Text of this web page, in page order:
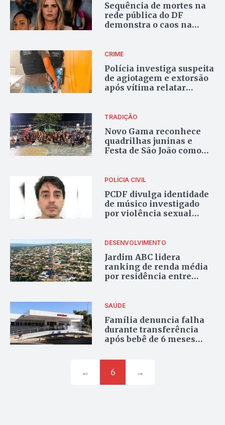
Sequência de mortes na
rede pública do DF
demonstra o caos na
CRIME
Polícia investiga suspeita
de agiotagem e extorsão
após vítima relatar
TRADIÇÃO
Novo Gama reconhece
quadrilhas juninas e
Festa de São João como
POLÍCIA CIVIL
PCDF divulga identidade
de músico investigado
por violência sexual
DESENVOLVIMENTO
Jardim ABC lidera
ranking de renda média
por residência entre
SAÚDE
Família denuncia falha
durante transferência
após bebê de 6 meses
no DF
←
6 →